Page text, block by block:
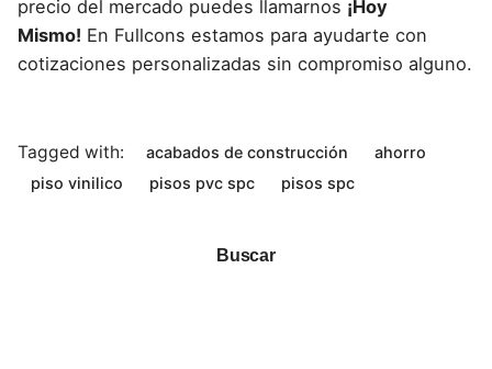
Buscar
precio del mercado puedes llamarnos ¡Hoy
Mismo! En Fullcons estamos para ayudarte con
cotizaciones personalizadas sin compromiso alguno.
Tagged with: acabados de construcción
ahorro
piso vinilico
pisos pvc spc pisos spc